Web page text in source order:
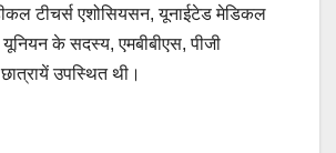
टीचर्स एशोसियसन, यूनाईटेड मेडिकल
के सदस्य, एमबीबीएस, पीजी
उपस्थित थी।